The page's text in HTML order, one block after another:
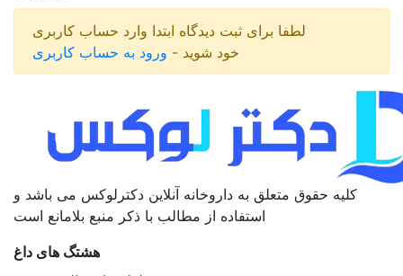
لطفا برای ثبت دیدگاه ابتدا وارد حساب کاربری
خود شوید - ورود به حساب کاربری
کلیه حقوق متعلق به داروخانه آنلاین دکترلوکس می باشد و
استفاده از مطالب با ذکر منبع بلامانع است
هشتگ های داغ